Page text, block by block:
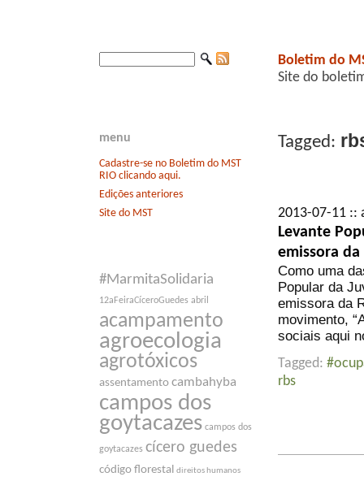
menu
Cadastre-se no Boletim do MST
RIO clicando aqui.
Edições anteriores
Site do MST
#MarmitaSolidaria
12aFeiraCíceroGuedes abril
acampamento
agroecologia
agrotóxicos
assentamento cambahyba
campos dos
goytacazes campos dos
goytacazes cícero guedes
código florestal direitos humanos
Boletim do
Site do
Tagged:
2013-07-11
Levante
emissora
Como uma
Popular da
emissora da
movimento,
sociais aqui
Tagged:
rbs